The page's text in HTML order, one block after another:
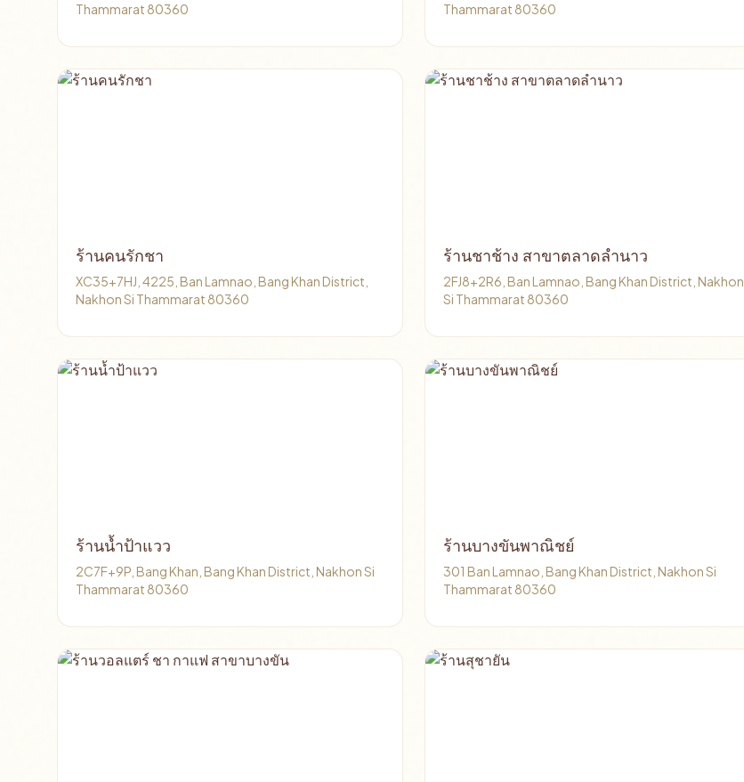
Thammarat 80360
Thammarat 80360
ร้านคนรักชา
XC35+7HJ, 4225, Ban Lamnao, Bang Khan District,
Nakhon Si Thammarat 80360
ร้านชาช้าง สาขาตลาดลำนาว
2FJ8+2R6, Ban Lamnao, Bang Khan District, Nakhon
Si Thammarat 80360
ร้านน้ำป้าแวว
2C7F+9P, Bang Khan, Bang Khan District, Nakhon Si
Thammarat 80360
ร้านบางขันพาณิชย์
301 Ban Lamnao, Bang Khan District, Nakhon Si
Thammarat 80360